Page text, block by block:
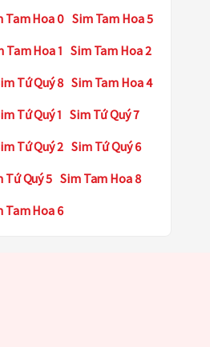
Tam Hoa 0 Sim Tam Hoa 5
Tam Hoa 1 Sim Tam Hoa 2
Tứ Quý 8 Sim Tam Hoa 4
Tứ Quý 1 Sim Tứ Quý 7
Tứ Quý 2 Sim Tứ Quý 6
Tứ Quý 5 Sim Tam Hoa 8
Tam Hoa 6